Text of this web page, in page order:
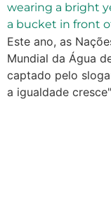
Este ano, as
Mundial da Água
captado pelo
a igualdade